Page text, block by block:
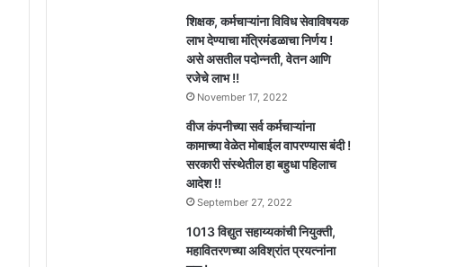
शिक्षक, कर्मचाऱ्यांना विविध सेवाविषयक
लाभ देण्याचा मंत्रिमंडळाचा निर्णय !
असे असतील पदोन्नती, वेतन आणि
रजेचे लाभ !!
November 17, 2022
वीज कंपनीच्या सर्व कर्मचाऱ्यांना
कामाच्या वेळेत मोबाईल वापरण्यास बंदी !
सरकारी संस्थेतील हा बहुधा पहिलाच
आदेश !!
September 27, 2022
1013 विद्युत सहाय्यकांची नियुक्ती,
महावितरणच्या अविश्रांत प्रयत्नांना